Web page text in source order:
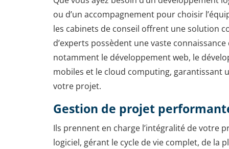
ou d’un accompagnement pour choisir
les cabinets de conseil offrent une solution
d’experts possèdent une vaste
notamment le développement web, le
mobiles et le cloud computing, garantissant
votre projet.
Gestion de projet
Ils prennent en charge l’intégralité de votre
logiciel, gérant le cycle de vie complet, de la